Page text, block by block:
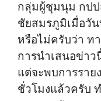
กลุ่มผู้ชุมนุม กป
ชัยสมรภูมิเมื่อวั
หรือไม่ครับว่า ท
การนำเสนอข่าว
แต่จะพบการราย
ชั่วโมงแล้วครับ